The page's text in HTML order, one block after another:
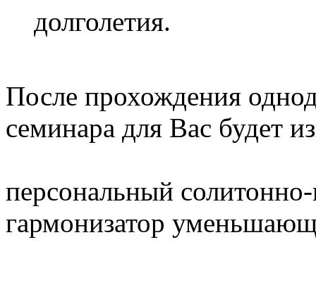
долголетия.
После прохождения
семинара для Вас будет
персональный
гармонизатор